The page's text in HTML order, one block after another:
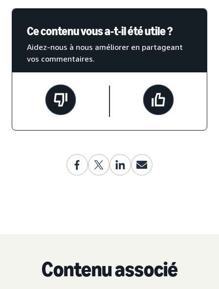
Ce contenu vous a-t-il été utile ?
Aidez-nous à nous améliorer en partageant
vos commentaires.
Contenu associé